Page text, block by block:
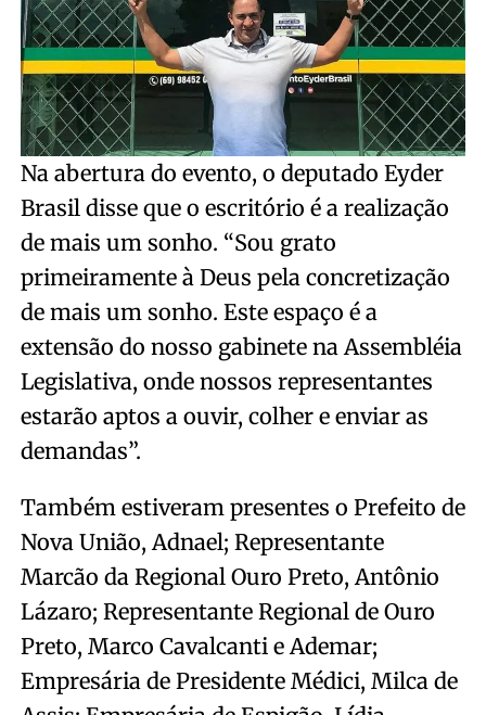
Na abertura do evento, o deputado Eyder
Brasil disse que o escritório é a realização
de mais um sonho. “Sou grato
primeiramente à Deus pela concretização
de mais um sonho. Este espaço é a
extensão do nosso gabinete na Assembléia
Legislativa, onde nossos representantes
estarão aptos a ouvir, colher e enviar as
demandas”.
Também estiveram presentes o Prefeito de
Nova União, Adnael; Representante
Marcão da Regional Ouro Preto, Antônio
Lázaro; Representante Regional de Ouro
Preto, Marco Cavalcanti e Ademar;
Empresária de Presidente Médici, Milca de